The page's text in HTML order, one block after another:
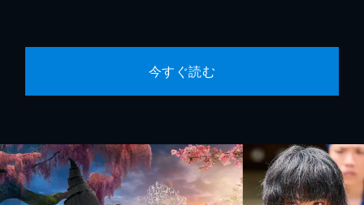
今すぐ読む